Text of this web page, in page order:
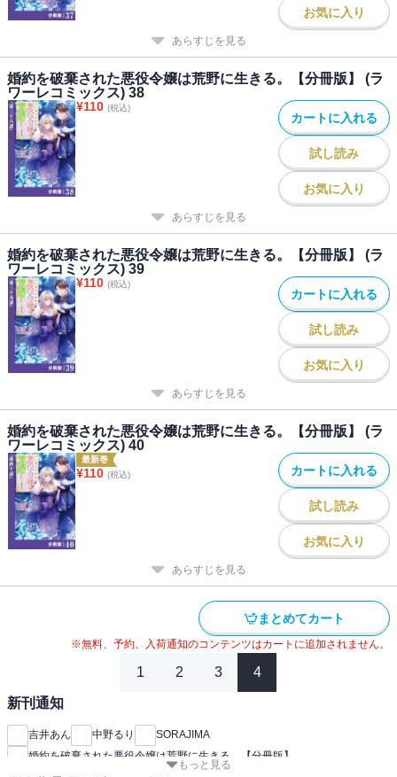
お気に入り
あらすじを見る
婚約を破棄された悪役令嬢は荒野に生きる。【分冊版】 (ラ
ワーレコミックス) 38
¥110 (税込)
カートに入れる
試し読み
お気に入り
あらすじを見る
婚約を破棄された悪役令嬢は荒野に生きる。【分冊版】 (ラ
ワーレコミックス) 39
¥110 (税込)
カートに入れる
試し読み
お気に入り
あらすじを見る
婚約を破棄された悪役令嬢は荒野に生きる。【分冊版】 (ラ
ワーレコミックス) 40
最新巻
¥110 (税込) カートに入れる
試し読み
お気に入り
あらすじを見る
まとめてカート
※無料、予約、入荷通知のコンテンツはカートに追加されません。
1 2 3 4
新刊通知
吉井あん 中野るり
SORAJIMA
婚約を破棄された悪役令嬢は荒野に生きる。【分冊版】
もっと見る